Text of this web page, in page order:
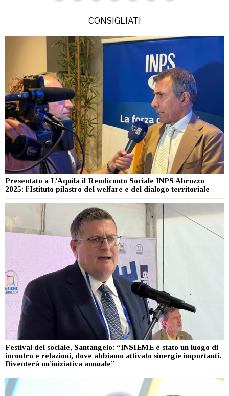
CONSIGLIATI
Presentato a L’Aquila il Rendiconto Sociale INPS Abruzzo
2025: l’Istituto pilastro del welfare e del dialogo territoriale
Festival del sociale, Santangelo: “INSIEME è stato un luogo di
incontro e relazioni, dove abbiamo attivato sinergie importanti.
Diventerà un’iniziativa annuale”